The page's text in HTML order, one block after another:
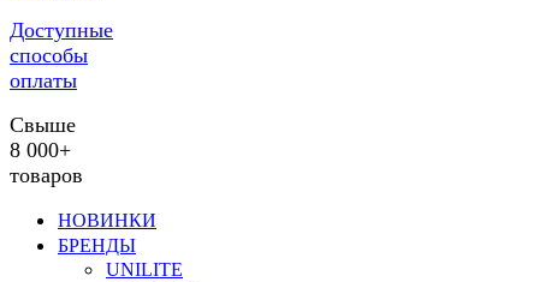
Доступные
способы
оплаты
Свыше
8 000+
товаров
НОВИНКИ
БРЕНДЫ
UNILITE